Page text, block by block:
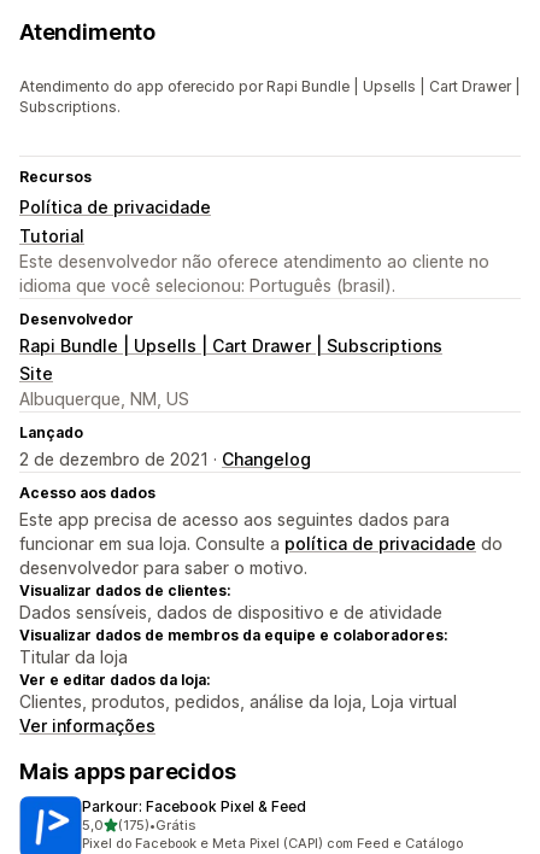
Atendimento
Atendimento do app oferecido por Rapi Bundle | Upsells | Cart Drawer |
Subscriptions.
Recursos
Política de privacidade
Tutorial
Este desenvolvedor não oferece atendimento ao cliente no
idioma que você selecionou: Português (brasil).
Desenvolvedor
Rapi Bundle | Upsells | Cart Drawer | Subscriptions
Site
Albuquerque, NM, US
Lançado
2 de dezembro de 2021 · Changelog
Acesso aos dados
Este app precisa de acesso aos seguintes dados para
funcionar em sua loja. Consulte a política de privacidade do
desenvolvedor para saber o motivo.
Visualizar dados de clientes:
Dados sensíveis, dados de dispositivo e de atividade
Visualizar dados de membros da equipe e colaboradores:
Titular da loja
Ver e editar dados da loja:
Clientes, produtos, pedidos, análise da loja, Loja virtual
Ver informações
Mais apps parecidos
Parkour: Facebook Pixel & Feed
5,0de 5 estrelas
(175)
175 avaliações ao todo
•Grátis
Pixel do Facebook e Meta Pixel (CAPI) com Feed e Catálogo